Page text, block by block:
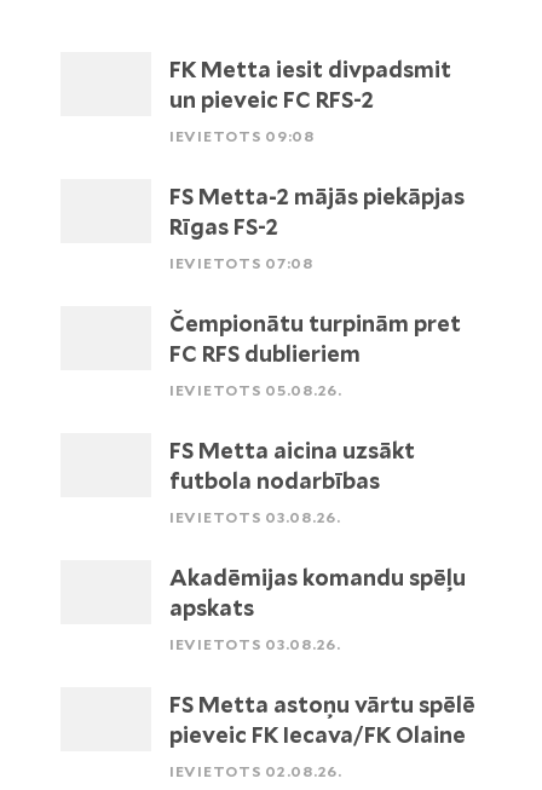
FK Metta iesit divpadsmit
un pieveic FC RFS-2
IEVIETOTS 09:08
FS Metta-2 mājās piekāpjas
Rīgas FS-2
IEVIETOTS 07:08
Čempionātu turpinām pret
FC RFS dublieriem
IEVIETOTS 05.08.26.
FS Metta aicina uzsākt
futbola nodarbības
IEVIETOTS 03.08.26.
Akadēmijas komandu spēļu
apskats
IEVIETOTS 03.08.26.
FS Metta astoņu vārtu spēlē
pieveic FK Iecava/FK Olaine
IEVIETOTS 02.08.26.